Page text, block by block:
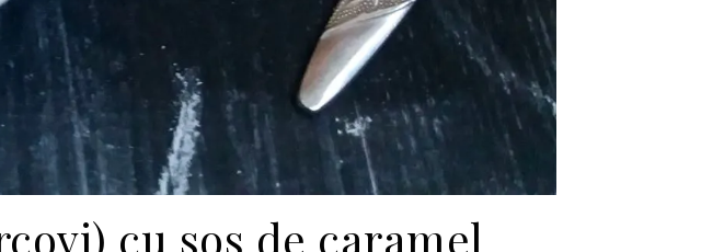
cu sos de caramel